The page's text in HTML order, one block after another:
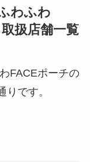
わふわ
扱店舗一覧
FACEポーチの
です。